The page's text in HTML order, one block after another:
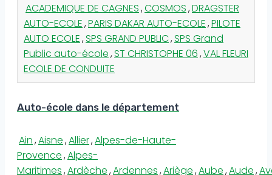
ACADEMIQUE DE CAGNES,COSMOS,DRAGSTER
AUTO-ECOLE,PARIS DAKAR AUTO-ECOLE,PILOTE
AUTO ECOLE,SPS GRAND PUBLIC,SPS Grand
Public auto-école,ST CHRISTOPHE 06,VAL FLEURI
ECOLE DE CONDUITE
Auto-école dans le département
Ain,Aisne,Allier,Alpes-de-Haute-
Provence,Alpes-
Maritimes,Ardèche,Ardennes,Ariège,Aube,Aude,